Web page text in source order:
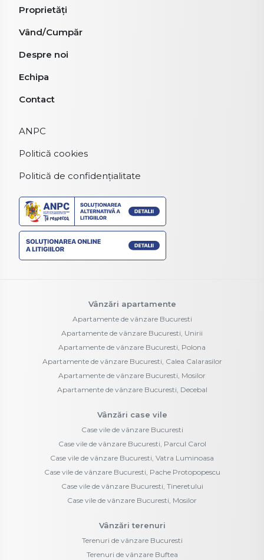
Proprietăți
Vând/Cumpăr
Despre noi
Echipa
Contact
ANPC
Politică cookies
Politică de confidențialitate
Vânzări apartamente
Apartamente de vânzare Bucuresti
Apartamente de vânzare Bucuresti, Unirii
Apartamente de vânzare Bucuresti, Polona
Apartamente de vânzare Bucuresti, Calea Calarasilor
Apartamente de vânzare Bucuresti, Mosilor
Apartamente de vânzare Bucuresti, Decebal
Vânzări case vile
Case vile de vânzare Bucuresti
Case vile de vânzare Bucuresti, Parcul Carol
Case vile de vânzare Bucuresti, Vatra Luminoasa
Case vile de vânzare Bucuresti, Pache Protopopescu
Case vile de vânzare Bucuresti, Tineretului
Case vile de vânzare Bucuresti, Mosilor
Vânzări terenuri
Terenuri de vânzare Bucuresti
Terenuri de vânzare Buftea